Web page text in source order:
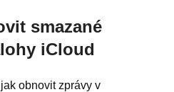
smazané
iCloud
obnovit zprávy v